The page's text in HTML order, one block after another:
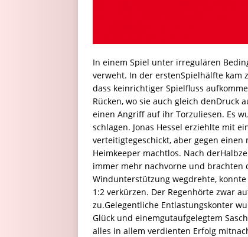
In einem Spiel unter irregulären
verweht. In der erstenSpielhälfte kam
dass keinrichtiger Spielfluss
Rücken, wo sie auch gleich
einen Angriff auf ihr Torzuliesen. Es
schlagen. Jonas Hessel erziehlte mit
verteitigtegeschickt, aber gegen
Heimkeeper machtlos. Nach
immer mehr nachvorne und brachten
Windunterstützung wegdrehte,
1:2 verkürzen. Der Regenhörte zwar
zu.Gelegentliche Entlastungskonter
Glück und einemgutaufgelegtem
alles in allem verdienten Erfolg